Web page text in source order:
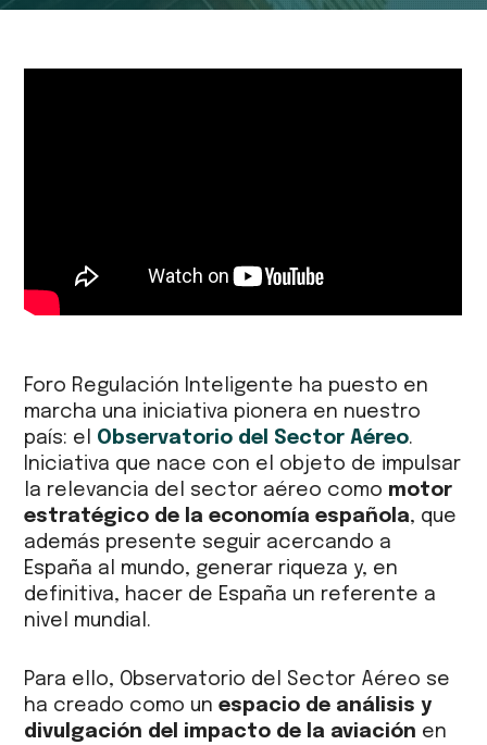
Foro Regulación Inteligente ha puesto en
marcha una iniciativa pionera en nuestro
país: el Observatorio del Sector Aéreo.
Iniciativa que nace con el objeto de impulsar
la relevancia del sector aéreo como motor
estratégico de la economía española, que
además presente seguir acercando a
España al mundo, generar riqueza y, en
definitiva, hacer de España un referente a
nivel mundial.
Para ello, Observatorio del Sector Aéreo se
ha creado como unespacio de análisis y
divulgación del impacto de la aviación en